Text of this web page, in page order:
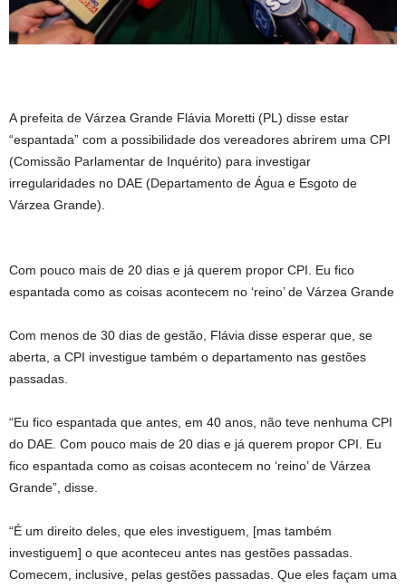
A prefeita de Várzea Grande Flávia Moretti (PL) disse estar
“espantada” com a possibilidade dos vereadores abrirem uma CPI
(Comissão Parlamentar de Inquérito) para investigar
irregularidades no DAE (Departamento de Água e Esgoto de
Várzea Grande).
Com pouco mais de 20 dias e já querem propor CPI. Eu fico
espantada como as coisas acontecem no ‘reino’ de Várzea Grande
Com menos de 30 dias de gestão, Flávia disse esperar que, se
aberta, a CPI investigue também o departamento nas gestões
passadas.
“Eu fico espantada que antes, em 40 anos, não teve nenhuma CPI
do DAE. Com pouco mais de 20 dias e já querem propor CPI. Eu
fico espantada como as coisas acontecem no ‘reino’ de Várzea
Grande”, disse.
“É um direito deles, que eles investiguem, [mas também
investiguem] o que aconteceu antes nas gestões passadas.
Comecem, inclusive, pelas gestões passadas. Que eles façam uma